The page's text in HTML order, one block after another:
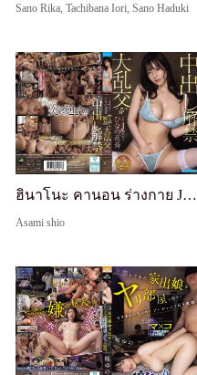
Sano Rika, Tachibana Iori, Sano Haduki
ฮินาโนะ คานอน ร่างกาย J-Cup ที่หาไม่ได้: แตกในครั้งแรก รุมเย็ดยักษ์ ไม่ตัด SP - 16 คนผู้ชาย มากกว่า 20 น้ำ งานเลี้ยงน้ำอสุจิใหญ่!!!
Asami shio